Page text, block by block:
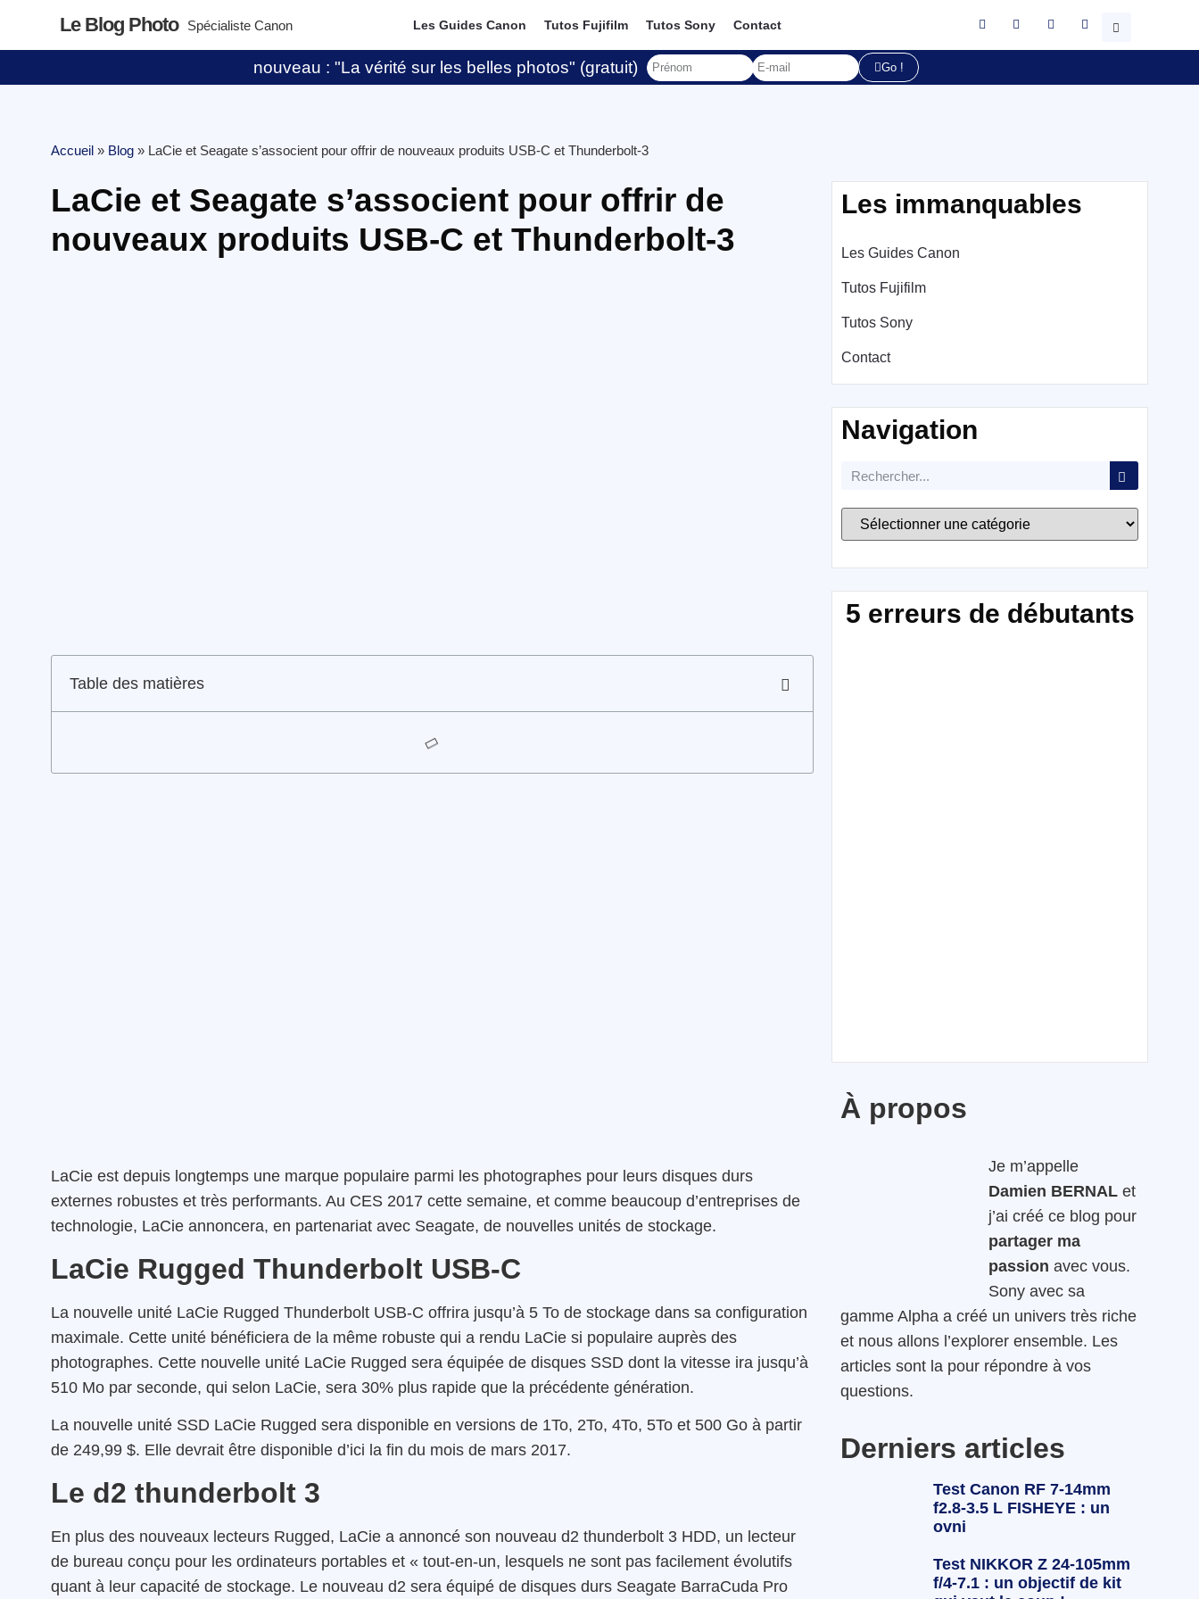
Le Blog Photo Spécialiste Canon Les Guides Canon Tutos Fujifilm Tutos Sony Contact
nouveau : "La vérité sur les belles photos" (gratuit) Go !
Accueil » Blog » LaCie et Seagate s’associent pour offrir de nouveaux produits USB-C et Thunderbolt-3
LaCie et Seagate s’associent pour offrir de
nouveaux produits USB-C et Thunderbolt-3
Table des matières
LaCie est depuis longtemps une marque populaire parmi les photographes pour leurs disques durs
externes robustes et très performants. Au CES 2017 cette semaine, et comme beaucoup d’entreprises de
technologie, LaCie annoncera, en partenariat avec Seagate, de nouvelles unités de stockage.
LaCie Rugged Thunderbolt USB-C
La nouvelle unité LaCie Rugged Thunderbolt USB-C offrira jusqu’à 5 To de stockage dans sa configuration
maximale. Cette unité bénéficiera de la même robuste qui a rendu LaCie si populaire auprès des
photographes. Cette nouvelle unité LaCie Rugged sera équipée de disques SSD dont la vitesse ira jusqu’à
510 Mo par seconde, qui selon LaCie, sera 30% plus rapide que la précédente génération.
La nouvelle unité SSD LaCie Rugged sera disponible en versions de 1To, 2To, 4To, 5To et 500 Go à partir
de 249,99 $. Elle devrait être disponible d’ici la fin du mois de mars 2017.
Le d2 thunderbolt 3
En plus des nouveaux lecteurs Rugged, LaCie a annoncé son nouveau d2 thunderbolt 3 HDD, un lecteur
de bureau conçu pour les ordinateurs portables et « tout-en-un, lesquels ne sont pas facilement évolutifs
quant à leur capacité de stockage. Le nouveau d2 sera équipé de disques durs Seagate BarraCuda Pro
Les immanquables
Les Guides Canon
Tutos Fujifilm
Tutos Sony
Contact
Navigation
5 erreurs de débutants
À propos
Je m’appelle
Damien BERNAL et
j’ai créé ce blog pour
partager ma
passion avec vous.
Sony avec sa
gamme Alpha a créé un univers très riche
et nous allons l’explorer ensemble. Les
articles sont la pour répondre à vos
questions.
Derniers articles
Test Canon RF 7-14mm
f2.8-3.5 L FISHEYE : un
ovni
Test NIKKOR Z 24-105mm
f/4-7.1 : un objectif de kit